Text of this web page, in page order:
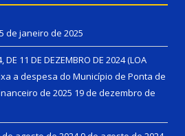
de janeiro de 2025
DE 11 DE DEZEMBRO DE 2024 (LOA
a despesa do Município de Ponta de
de 2025 19 de dezembro de